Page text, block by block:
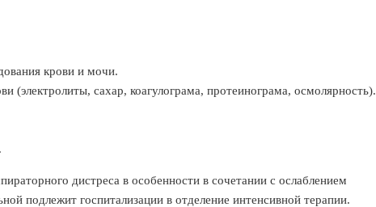
крови и мочи.
(электролиты, сахар, коагулограма, протеинограма, осмолярность).
дистреса в особенности в сочетании с ослаблением
подлежит госпитализации в отделение интенсивной терапии.